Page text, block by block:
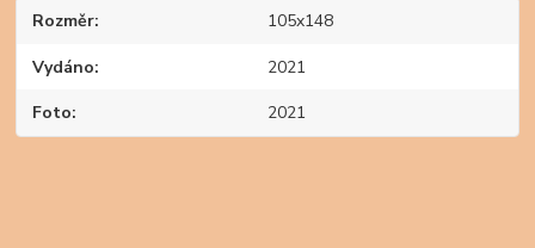
Rozměr 105x148
Vydáno 2021
Foto 2021